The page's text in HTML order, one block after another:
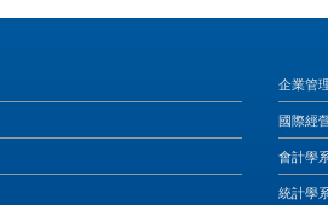
企業管
國際經
會計學
統計學